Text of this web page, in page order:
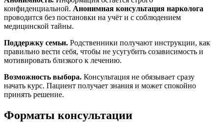
конфиденциальной. Анонимная консультация нарколога
проводится без постановки на учёт и с соблюдением
медицинской тайны.
Поддержку семьи. Родственники получают инструкции, как
правильно вести себя, чтобы не усугубить созависимость и
мотивировать близкого к лечению.
Возможность выбора. Консультация не обязывает сразу
начать курс. Пациент получает знания и может спокойно
принять решение.
Форматы консультации